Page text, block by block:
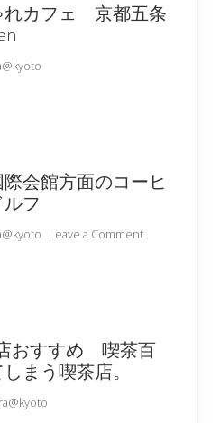
れカフェ 京都五条
会館方面のコーヒ
ルフ
Leave a Comment
おすすめ 喫茶百
まう喫茶店。